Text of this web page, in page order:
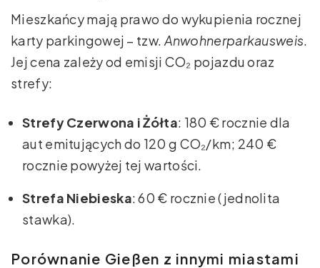
Mieszkańcy mają prawo do wykupienia rocznej
karty parkingowej – tzw. Anwohnerparkausweis.
Jej cena zależy od emisji CO₂ pojazdu oraz
strefy:
Strefy Czerwona i Żółta: 180 € rocznie dla
aut emitujących do 120 g CO₂/km; 240 €
rocznie powyżej tej wartości.
Strefa Niebieska: 60 € rocznie (jednolita
stawka).
Porównanie Gießen z innymi miastami